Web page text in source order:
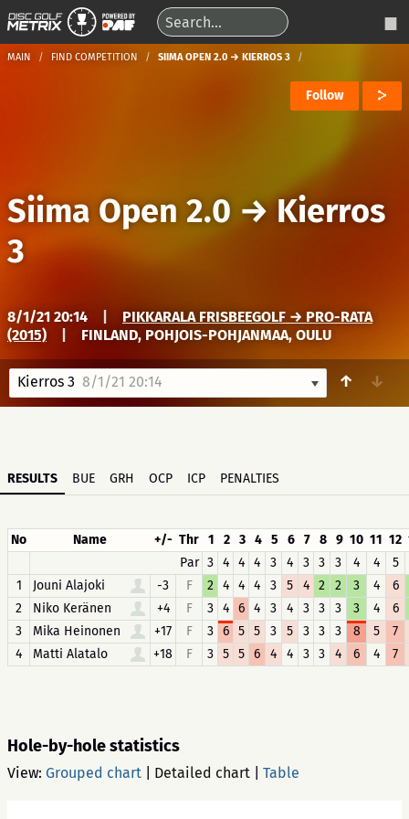
MAIN FIND COMPETITION SIIMA OPEN 2.0 → KIERROS 3
Follow
Siima Open 2.0 →Kierros
3
8/1/21 20:14
PIKKARALA FRISBEEGOLF → PRO-RATA
(2015)
FINLAND, POHJOIS-POHJANMAA, OULU
Kierros 3 8/1/21 20:14 ↑ ↓
RESULTS BUE GRH OCP ICP PENALTIES
No Name +/- Thr 1 2 3 4 5 6 7 8 9 10 11 12
Par 3 4 4 4 3 4 3 3 3 4 4
5
1
Jouni Alajoki -3 F 2 4 4 4 3 5 4 2 2 3 4
6
2
Niko Keränen +4 F 3 4 6 4 3 4 3 3 3 3 4
6
3
Mika Heinonen +17 F 3 6 5 5 3 5 3 3 3 8 5
7
4
Matti Alatalo +18 F 3 5 5 6 4 4 3 3 4 6 4 7
Hole-by-hole statistics
View: Grouped chart Detailed chart Table